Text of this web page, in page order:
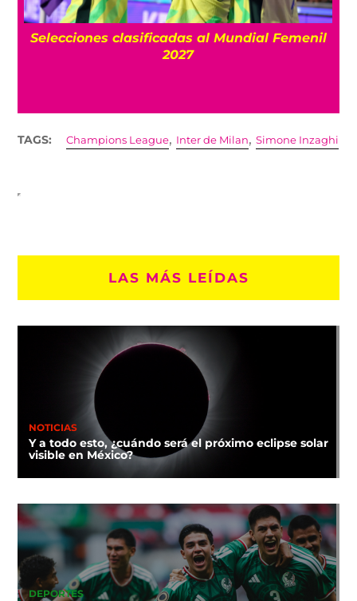
clasificadas al Mundial Femenil
TAGS: Champions League, Inter de Milan,Simone Inzaghi
LAS MÁS LEÍDAS
NOTICIAS
Y a todo esto, ¿cuándo será el próximo eclipse solar
visible en México?
DEPORTES